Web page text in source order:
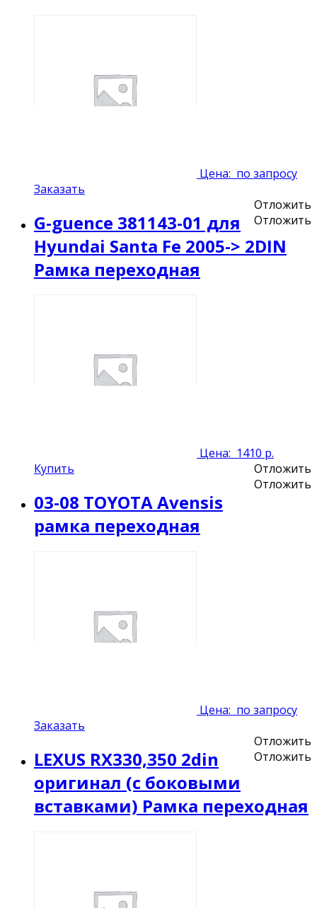
Цена: по запросу
Заказать
Отложить
Отложить
G-guence 381143-01 для
Hyundai Santa Fe 2005-> 2DIN
Рамка переходная
Цена: 1410 р.
Купить
Отложить
Отложить
03-08 TOYOTA Avensis
рамка переходная
Цена: по запросу
Заказать
Отложить
Отложить
LEXUS RX330,350 2din
оригинал (с боковыми
вставками) Рамка переходная